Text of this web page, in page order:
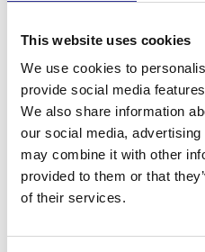
This website uses cookies
We use cookies to
provide social media
We also share information
our social media,
may combine it with other
provided to them or that
of their services.